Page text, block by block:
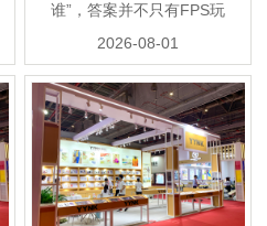
谁”，答案并不只有FPS玩
家。近期我们深度拆解并体验
了一把来自消费电子品...
2026-08-01